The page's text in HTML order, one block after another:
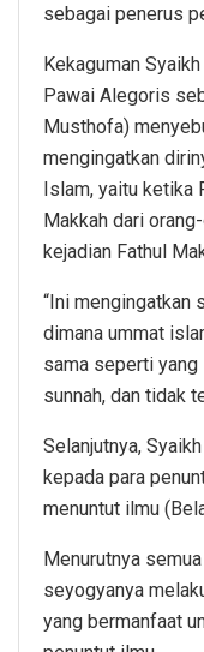
sebagai penerus
Kekaguman
Pawai Alegoris
Musthofa)
mengingatkan
Islam, yaitu ketika
Makkah dari
kejadian Fathul
“Ini mengingatkan
dimana ummat
sama seperti yang
sunnah, dan tidak
Selanjutnya,
kepada para
menuntut ilmu
Menurutnya
seyogyanya
yang bermanfaat